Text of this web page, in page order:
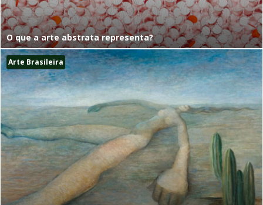
O que a arte abstrata representa?
Arte Brasileira